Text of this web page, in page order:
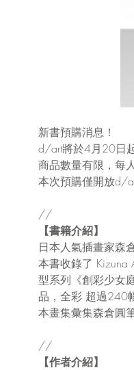
新書預購消息！
d/art將於4月20日
商品數量有限，每
本次預購僅開放d/
//
【書籍介紹】
日本人氣插畫家森
本書收錄了 Kizuna
型系列《創彩少女
品，全彩 超過240
本畫集彙集森倉圓
//
【作者介紹】